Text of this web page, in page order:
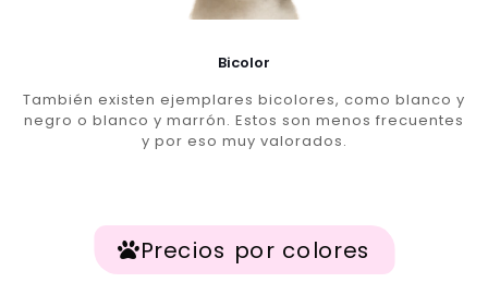
Bicolor
También existen ejemplares bicolores, como blanco y
negro o blanco y marrón. Estos son menos frecuentes
y por eso muy valorados.
Precios por colores